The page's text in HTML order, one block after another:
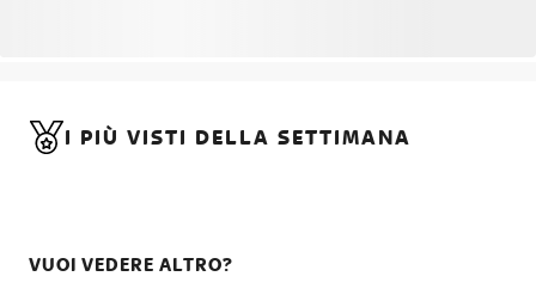
I PIÙ VISTI DELLA SETTIMANA
VUOI VEDERE ALTRO?